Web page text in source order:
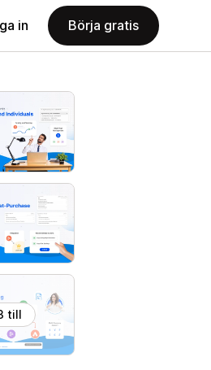
in Börja gratis
till